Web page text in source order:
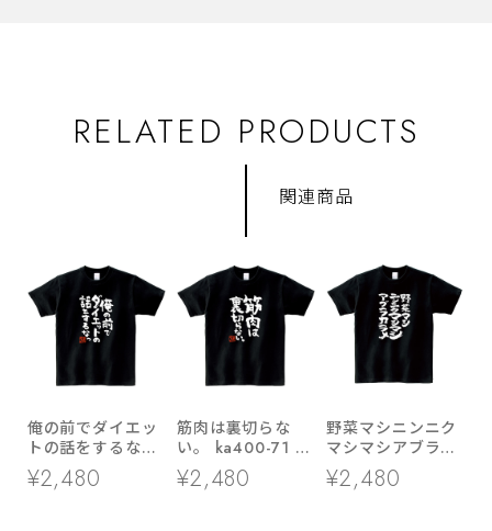
RELATED PRODUCTS
関連商品
俺の前でダイエッ
トの話をするなっ
ka400-28 おもし
ろ ダイエット 漢
¥2,480
筋肉は裏切らな
い。 ka400-71 筋
トレ・ダイエット
おもしろ 漢字Tシ
¥2,480
野菜マシニンニク
マシマシアブラカ
ラメ おもしろ 漢
字tシャツ ka500-
¥2,480